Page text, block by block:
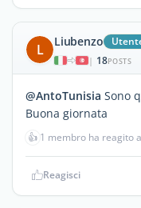
L Liubenzo
| 18POSTS
@AntoTunisia Sono
Buona giornata
👍 1 membro ha reagito
Reagisci